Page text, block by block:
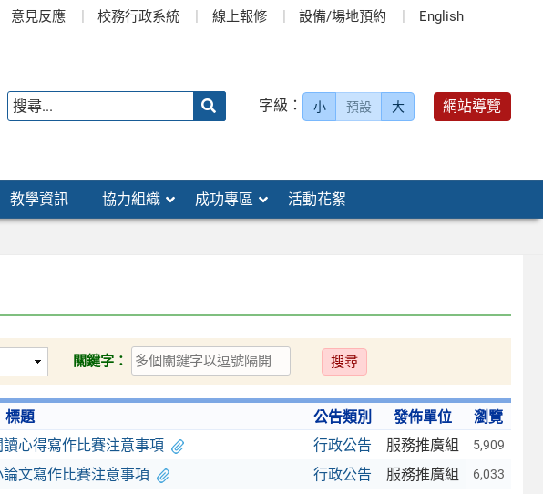
意見反應 校務行政系統 線上報修 設備/場地預約 English
字級： 小 預設 大 網站導覽
教學資訊 協力組織 成功專區 活動花絮
關鍵字：
送
出
標題 公告類別 發佈單位
瀏覽
心得寫作比賽注意事項 行政公告 服務推廣組 5,909
文寫作比賽注意事項 行政公告 服務推廣組 6,033